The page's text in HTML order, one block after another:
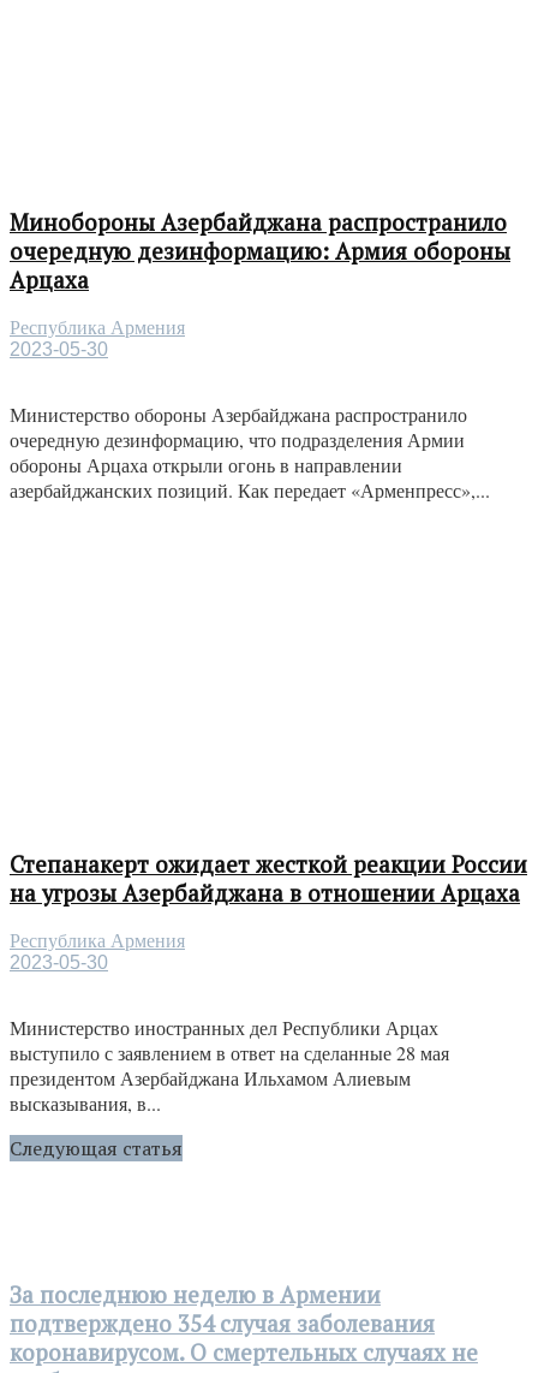
Минобороны Азербайджана распространило
очередную дезинформацию: Армия обороны
Арцаха
Республика Армения
2023-05-30
Министерство обороны Азербайджана распространило
очередную дезинформацию, что подразделения Армии
обороны Арцаха открыли огонь в направлении
азербайджанских позиций. Как передает «Арменпресс»,...
Степанакерт ожидает жесткой реакции России
на угрозы Азербайджана в отношении Арцаха
Республика Армения
2023-05-30
Министерство иностранных дел Республики Арцах
выступило с заявлением в ответ на сделанные 28 мая
президентом Азербайджана Ильхамом Алиевым
высказывания, в...
Следующая статья
За последнюю неделю в Армении
подтверждено 354 случая заболевания
коронавирусом. О смертельных случаях не